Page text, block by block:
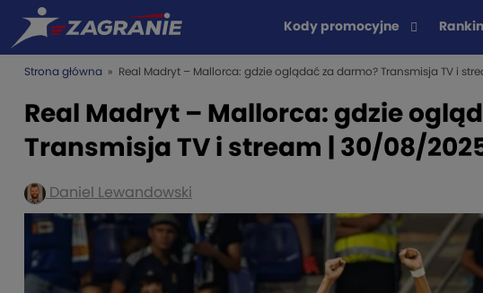
Kody promocyjne
Strona główna » Real Madryt – Mallorca: gdzie oglądać za darmo? Transmisja TV i
Real Madryt – Mallorca: gdzie
Transmisja TV i stream | 30/08/
Daniel Lewandowski